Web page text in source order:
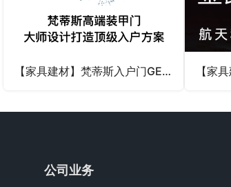
【家具建材】梵蒂斯入户门GEO案例
公司业务